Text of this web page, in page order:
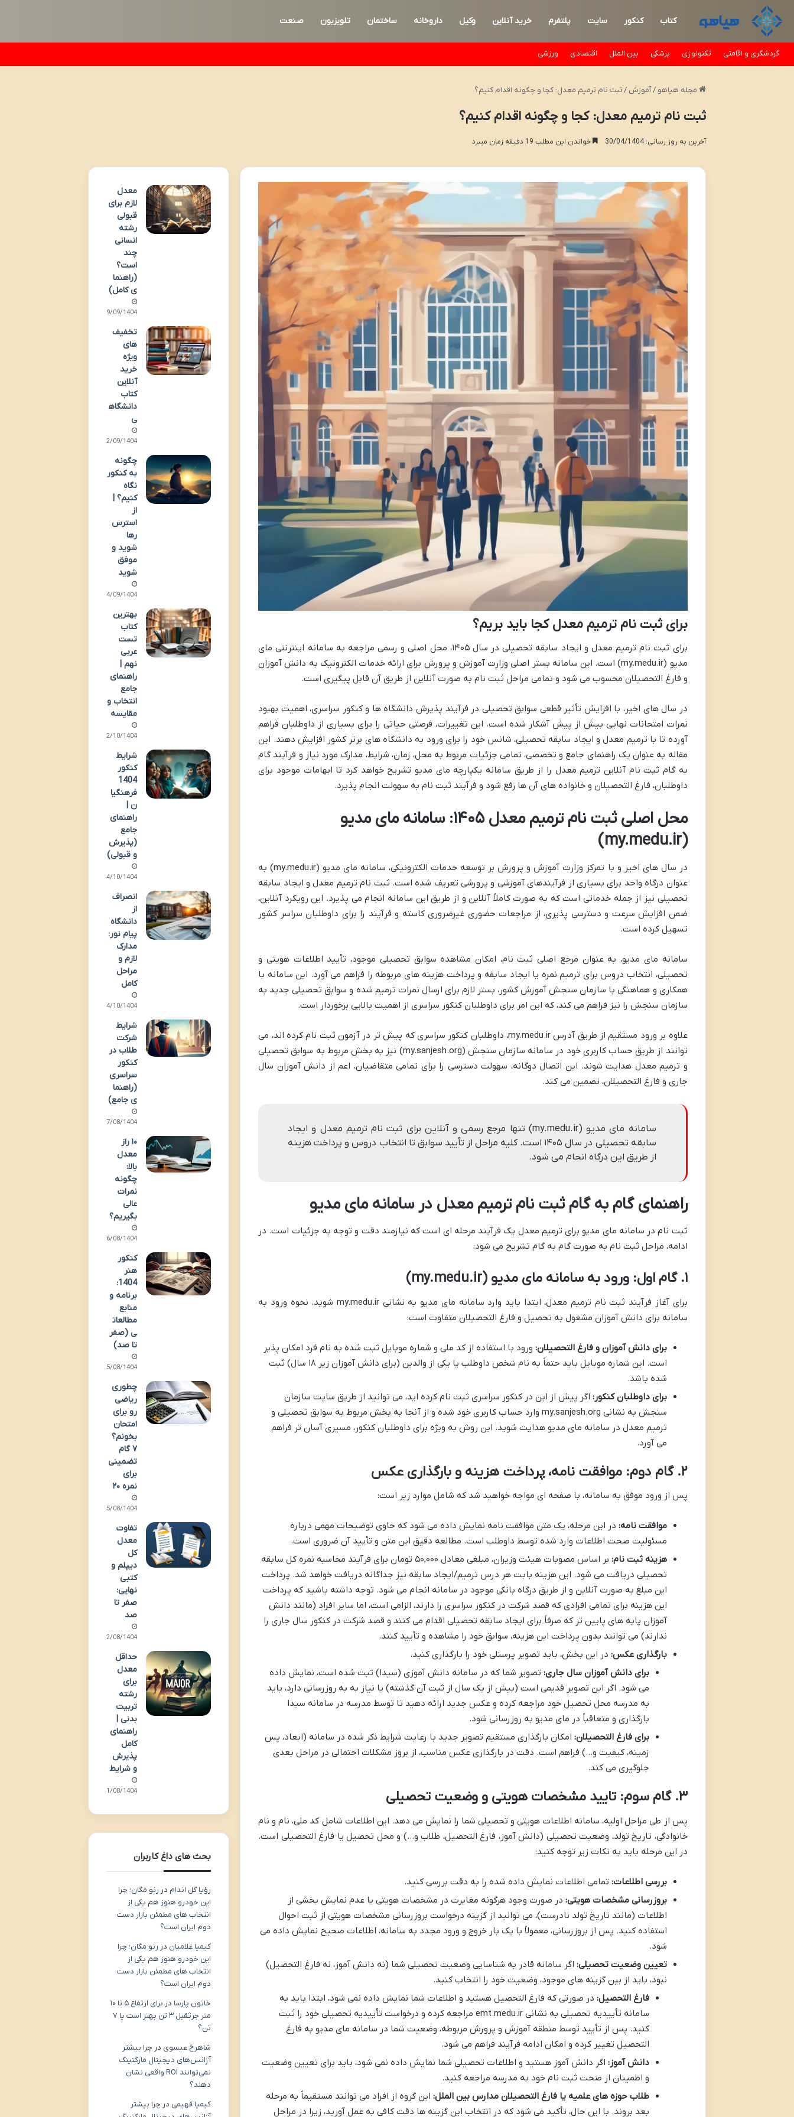
کتاب کنکور سایت پلتفرم خرید آنلاین وکیل داروخانه ساختمان تلویزیون صنعت
گردشگری و اقامتی تکنولوژی پزشکی بین الملل اقتصادی ورزشی
مجله هیاهو / آموزش / ثبت نام ترمیم معدل: کجا و چگونه اقدام کنیم؟
ثبت نام ترمیم معدل: کجا و چگونه اقدام کنیم؟
آخرین به روز رسانی: 30/04/1404 خواندن این مطلب 19 دقیقه زمان میبرد
برای ثبت نام ترمیم معدل کجا باید بریم؟
برای ثبت نام ترمیم معدل و ایجاد سابقه تحصیلی در سال ۱۴۰۵، محل اصلی و رسمی مراجعه به سامانه اینترنتی مای
مدیو (my.medu.ir) است. این سامانه بستر اصلی وزارت آموزش و پرورش برای ارائه خدمات الکترونیک به دانش آموزان
و فارغ التحصیلان محسوب می شود و تمامی مراحل ثبت نام به صورت آنلاین از طریق آن قابل پیگیری است.
در سال های اخیر، با افزایش تأثیر قطعی سوابق تحصیلی در فرآیند پذیرش دانشگاه ها و کنکور سراسری، اهمیت بهبود
نمرات امتحانات نهایی بیش از پیش آشکار شده است. این تغییرات، فرصتی حیاتی را برای بسیاری از داوطلبان فراهم
آورده تا با ترمیم معدل و ایجاد سابقه تحصیلی، شانس خود را برای ورود به دانشگاه های برتر کشور افزایش دهند. این
مقاله به عنوان یک راهنمای جامع و تخصصی، تمامی جزئیات مربوط به محل، زمان، شرایط، مدارک مورد نیاز و فرآیند گام
به گام ثبت نام آنلاین ترمیم معدل را از طریق سامانه یکپارچه مای مدیو تشریح خواهد کرد تا ابهامات موجود برای
داوطلبان، فارغ التحصیلان و خانواده های آن ها رفع شود و فرآیند ثبت نام به سهولت انجام پذیرد.
محل اصلی ثبت نام ترمیم معدل ۱۴۰۵: سامانه مای مدیو
(my.medu.ir)
در سال های اخیر و با تمرکز وزارت آموزش و پرورش بر توسعه خدمات الکترونیکی، سامانه مای مدیو (my.medu.ir) به
عنوان درگاه واحد برای بسیاری از فرآیندهای آموزشی و پرورشی تعریف شده است. ثبت نام ترمیم معدل و ایجاد سابقه
تحصیلی نیز از جمله خدماتی است که به صورت کاملاً آنلاین و از طریق این سامانه انجام می پذیرد. این رویکرد آنلاین،
ضمن افزایش سرعت و دسترسی پذیری، از مراجعات حضوری غیرضروری کاسته و فرآیند را برای داوطلبان سراسر کشور
تسهیل کرده است.
سامانه مای مدیو، به عنوان مرجع اصلی ثبت نام، امکان مشاهده سوابق تحصیلی موجود، تأیید اطلاعات هویتی و
تحصیلی، انتخاب دروس برای ترمیم نمره یا ایجاد سابقه و پرداخت هزینه های مربوطه را فراهم می آورد. این سامانه با
همکاری و هماهنگی با سازمان سنجش آموزش کشور، بستر لازم برای ارسال نمرات ترمیم شده و سوابق تحصیلی جدید به
سازمان سنجش را نیز فراهم می کند، که این امر برای داوطلبان کنکور سراسری از اهمیت بالایی برخوردار است.
علاوه بر ورود مستقیم از طریق آدرس my.medu.ir، داوطلبان کنکور سراسری که پیش تر در آزمون ثبت نام کرده اند، می
توانند از طریق حساب کاربری خود در سامانه سازمان سنجش (my.sanjesh.org) نیز به بخش مربوط به سوابق تحصیلی
و ترمیم معدل هدایت شوند. این اتصال دوگانه، سهولت دسترسی را برای تمامی متقاضیان، اعم از دانش آموزان سال
جاری و فارغ التحصیلان، تضمین می کند.
سامانه مای مدیو (my.medu.ir) تنها مرجع رسمی و آنلاین برای ثبت نام ترمیم معدل و ایجاد
سابقه تحصیلی در سال ۱۴۰۵ است. کلیه مراحل از تأیید سوابق تا انتخاب دروس و پرداخت هزینه
از طریق این درگاه انجام می شود.
راهنمای گام به گام ثبت نام ترمیم معدل در سامانه مای مدیو
ثبت نام در سامانه مای مدیو برای ترمیم معدل یک فرآیند مرحله ای است که نیازمند دقت و توجه به جزئیات است. در
ادامه، مراحل ثبت نام به صورت گام به گام تشریح می شود:
۱. گام اول: ورود به سامانه مای مدیو (my.medu.ir)
برای آغاز فرآیند ثبت نام ترمیم معدل، ابتدا باید وارد سامانه مای مدیو به نشانی my.medu.ir شوید. نحوه ورود به
سامانه برای دانش آموزان مشغول به تحصیل و فارغ التحصیلان متفاوت است:
برای دانش آموزان و فارغ التحصیلان: ورود با استفاده از کد ملی و شماره موبایل ثبت شده به نام فرد امکان پذیر
است. این شماره موبایل باید حتماً به نام شخص داوطلب یا یکی از والدین (برای دانش آموزان زیر ۱۸ سال) ثبت
شده باشد.
برای داوطلبان کنکور: اگر پیش از این در کنکور سراسری ثبت نام کرده اید، می توانید از طریق سایت سازمان
سنجش به نشانی my.sanjesh.org وارد حساب کاربری خود شده و از آنجا به بخش مربوط به سوابق تحصیلی و
ترمیم معدل در سامانه مای مدیو هدایت شوید. این روش به ویژه برای داوطلبان کنکور، مسیری آسان تر فراهم
می آورد.
۲. گام دوم: موافقت نامه، پرداخت هزینه و بارگذاری عکس
پس از ورود موفق به سامانه، با صفحه ای مواجه خواهید شد که شامل موارد زیر است:
موافقت نامه: در این مرحله، یک متن موافقت نامه نمایش داده می شود که حاوی توضیحات مهمی درباره
مسئولیت صحت اطلاعات وارد شده توسط داوطلب است. مطالعه دقیق این متن و تأیید آن ضروری است.
هزینه ثبت نام:
بر اساس مصوبات هیئت وزیران، مبلغی معادل ۵۰,۰۰۰ تومان برای فرآیند محاسبه نمره کل سابقه
تحصیلی دریافت می شود. این هزینه بابت هر درس ترمیم/ایجاد سابقه نیز جداگانه دریافت خواهد شد. پرداخت
این مبلغ به صورت آنلاین و از طریق درگاه بانکی موجود در سامانه انجام می شود. توجه داشته باشید که پرداخت
این هزینه برای تمامی افرادی که قصد شرکت در کنکور سراسری را دارند، الزامی است، اما سایر افراد (مانند دانش
آموزان پایه های پایین تر که صرفاً برای ایجاد سابقه تحصیلی اقدام می کنند و قصد شرکت در کنکور سال جاری را
ندارند) می توانند بدون پرداخت این هزینه، سوابق خود را مشاهده و تأیید کنند.
بارگذاری عکس: در این بخش، باید تصویر پرسنلی خود را بارگذاری کنید.
برای دانش آموزان سال جاری: تصویر شما که در سامانه دانش آموزی (سیدا) ثبت شده است، نمایش داده
می شود. اگر این تصویر قدیمی است (بیش از یک سال از ثبت آن گذشته) یا نیاز به به روزرسانی دارد، باید
به مدرسه محل تحصیل خود مراجعه کرده و عکس جدید ارائه دهید تا توسط مدرسه در سامانه سیدا
بارگذاری و متعاقباً در مای مدیو به روزرسانی شود.
برای فارغ التحصیلان: امکان بارگذاری مستقیم تصویر جدید با رعایت شرایط ذکر شده در سامانه (ابعاد، پس
زمینه، کیفیت و…) فراهم است. دقت در بارگذاری عکس مناسب، از بروز مشکلات احتمالی در مراحل بعدی
جلوگیری می کند.
۳. گام سوم: تایید مشخصات هویتی و وضعیت تحصیلی
پس از طی مراحل اولیه، سامانه اطلاعات هویتی و تحصیلی شما را نمایش می دهد. این اطلاعات شامل کد ملی، نام و نام
خانوادگی، تاریخ تولد، وضعیت تحصیلی (دانش آموز، فارغ التحصیل، طلاب و…) و محل تحصیل یا فارغ التحصیلی است.
در این مرحله باید به نکات زیر توجه کنید:
بررسی اطلاعات: تمامی اطلاعات نمایش داده شده را به دقت بررسی کنید.
بروزرسانی مشخصات هویتی: در صورت وجود هرگونه مغایرت در مشخصات هویتی یا عدم نمایش بخشی از
اطلاعات (مانند تاریخ تولد نادرست)، می توانید از گزینه درخواست بروزرسانی مشخصات هویتی از ثبت احوال
استفاده کنید. پس از بروزرسانی، معمولاً با یک بار خروج و ورود مجدد به سامانه، اطلاعات صحیح نمایش داده می
شود.
تعیین وضعیت تحصیلی: اگر سامانه قادر به شناسایی وضعیت تحصیلی شما (نه دانش آموز، نه فارغ التحصیل)
نبود، باید از بین گزینه های موجود، وضعیت خود را انتخاب کنید.
فارغ التحصیل: در صورتی که فارغ التحصیل هستید و اطلاعات شما نمایش داده نمی شود، ابتدا باید به
سامانه تأییدیه تحصیلی به نشانی emt.medu.ir مراجعه کرده و درخواست تأییدیه تحصیلی خود را ثبت
کنید. پس از تأیید توسط منطقه آموزش و پرورش مربوطه، وضعیت شما در سامانه مای مدیو به فارغ
التحصیل تغییر کرده و امکان ادامه فرآیند فراهم می شود.
دانش آموز: اگر دانش آموز هستید و اطلاعات تحصیلی شما نمایش داده نمی شود، باید برای تعیین وضعیت
و اطمینان از صحت ثبت نام خود به مدرسه مراجعه کنید.
طلاب حوزه های علمیه یا فارغ التحصیلان مدارس بین الملل: این گروه از افراد می توانند مستقیماً به مرحله
بعد بروند. با این حال، تأکید می شود که در انتخاب این گزینه ها دقت کافی به عمل آورید، زیرا در مراحل
معدل
لازم برای
قبولی
رشته
انسانی
چند
است؟
(راهنما
ی کامل)
29/09/1404
تخفیف
های
ویژه
خرید
آنلاین
کتاب
دانشگاه
ی
12/09/1404
چگونه
به کنکور
نگاه
کنیم؟ |
از
استرس
رها
شوید و
موفق
شوید
04/09/1404
بهترین
کتاب
تست
عربی
نهم |
راهنمای
جامع
انتخاب و
مقایسه
12/10/1404
شرایط
کنکور
1404
فرهنگیا
ن |
راهنمای
جامع
(پذیرش
و قبولی)
14/10/1404
انصراف
از
دانشگاه
پیام نور:
مدارک
لازم و
مراحل
کامل
14/10/1404
شرایط
شرکت
طلاب در
کنکور
سراسری
(راهنما
ی جامع)
17/08/1404
۱۰ راز
معدل
بالا:
چگونه
نمرات
عالی
بگیریم؟
16/08/1404
کنکور
هنر
1404:
برنامه و
منابع
مطالعات
ی (صفر
تا صد)
15/08/1404
چطوری
ریاضی
رو برای
امتحان
بخونم؟
۷ گام
تضمینی
برای
نمره ۲۰
15/08/1404
تفاوت
معدل
کل
دیپلم و
کتبی
نهایی:
صفر تا
صد
12/08/1404
حداقل
معدل
برای
رشته
تربیت
بدنی |
راهنمای
کامل
پذیرش
و شرایط
11/08/1404
بحث های داغ کاربران
رؤیا گل اندام در رنو مگان؛ چرا
این خودرو هنوز هم یکی از
انتخاب های مطمئن بازار دست
دوم ایران است؟
کیمیا غلامیان در رنو مگان؛ چرا
این خودرو هنوز هم یکی از
انتخاب های مطمئن بازار دست
دوم ایران است؟
خاتون پارسا در
برای ارتفاع ۵ تا ۱۰
متر جرثقیل ۳ تن بهتر است یا ۷
تن؟
شاهرخ عیسوی در چرا بیشتر
آژانس‌های دیجیتال مارکتینگ
نمی‌توانند ROI واقعی نشان
دهند؟
کیمیا فهیمی در چرا بیشتر